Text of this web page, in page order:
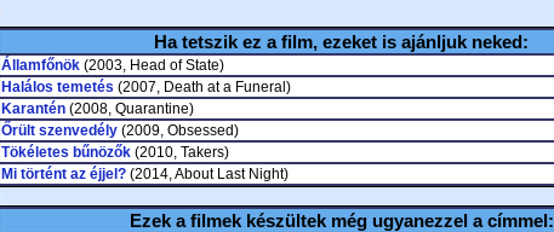
Ha tetszik ez a film, ezeket is ajánljuk neked:
Államfőnök(2003, Head of State)
Halálos temetés (2007, Death at a Funeral)
Karantén(2008, Quarantine)
Őrült szenvedély(2009, Obsessed)
Tökéletes bűnözők(2010, Takers)
Mi történt az éjjel?(2014, About Last Night)
Ezek a filmek készültek még ugyanezzel a címmel: